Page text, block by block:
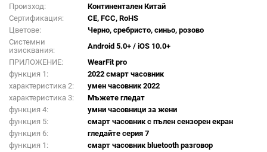
Произход:
Континентален Китай
Сертификация:
CE, FCC, RoHS
Цветове:
Черно, сребристо, синьо, розово
Системни
изисквания:
Android 5.0+ / iOS 10.0+
ПРИЛОЖЕНИЕ:
WearFit pro
функция 1:
2022 смарт часовник
характеристика 2:
умен часовник 2022
характеристика 3:
Мъжете гледат
функция 4:
умни часовници за жени
функция 5:
смарт часовник с пълен сензорен екран
функция 6:
гледайте серия 7
функция 1:
смарт часовник bluetooth разговор